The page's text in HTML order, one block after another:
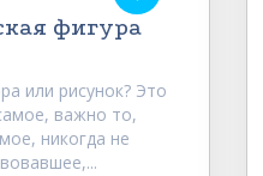
фигура
или рисунок? Это
важно то,
никогда не